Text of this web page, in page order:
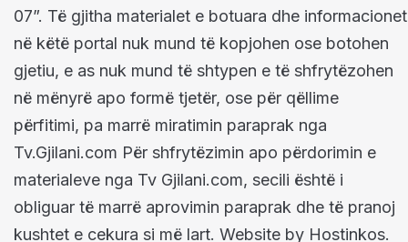
07”. Të gjitha materialet e botuara dhe informacionet
në këtë portal nuk mund të kopjohen ose botohen
gjetiu, e as nuk mund të shtypen e të shfrytëzohen
në mënyrë apo formë tjetër, ose për qëllime
përfitimi, pa marrë miratimin paraprak nga
Tv.Gjilani.com Për shfrytëzimin apo përdorimin e
materialeve nga Tv Gjilani.com, secili është i
obliguar të marrë aprovimin paraprak dhe të pranoj
kushtet e cekura si më lart. Website by Hostinkos.